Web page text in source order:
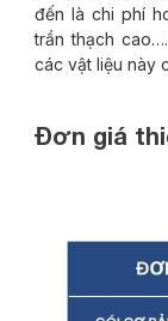
đến là chi phí
trần thạch
các vật liệu này
Đơn giá